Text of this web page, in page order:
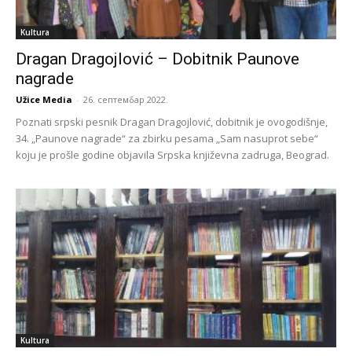
Kultura
Dragan Dragojlović – Dobitnik Paunove
nagrade
Užice Media - 26. септембар 2022.
Poznati srpski pesnik Dragan Dragojlović, dobitnik je ovogodišnje,
34. „Paunove nagrade“ za zbirku pesama „Sam nasuprot sebe“
koju je prošle godine objavila Srpska književna zadruga, Beograd.
Kultura